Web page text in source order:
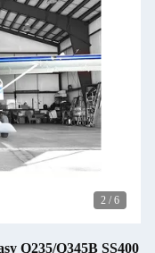
2 / 6
Q235/Q345B SS400